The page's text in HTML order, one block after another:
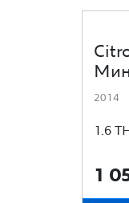
2014
1.6
1